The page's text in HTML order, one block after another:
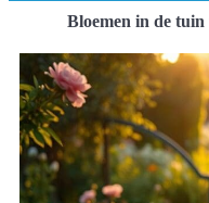
Bloemen in de